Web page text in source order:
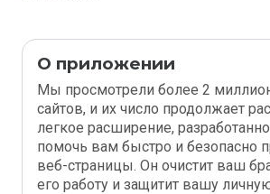
О приложении
Мы просмотрели более 2
сайтов, и их число продолжает
легкое расширение,
помочь вам быстро и безопасно
веб-страницы. Он очистит ваш
его работу и защитит вашу